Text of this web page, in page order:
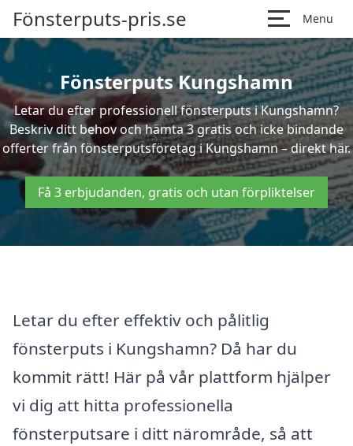
Fönsterputs-pris.se Menu
Fönsterputs Kungshamn
Letar du efter professionell fönsterputs i Kungshamn?
Beskriv ditt behov och hämta 3 gratis och icke bindande
offerter från fönsterputsföretag i Kungshamn – direkt här.
Få 3 erbjudanden, gratis och utan förpliktelser
Letar du efter effektiv och pålitlig
fönsterputs i Kungshamn? Då har du
kommit rätt! Här på vår plattform hjälper
vi dig att hitta professionella
fönsterputsare i ditt närområde, så att